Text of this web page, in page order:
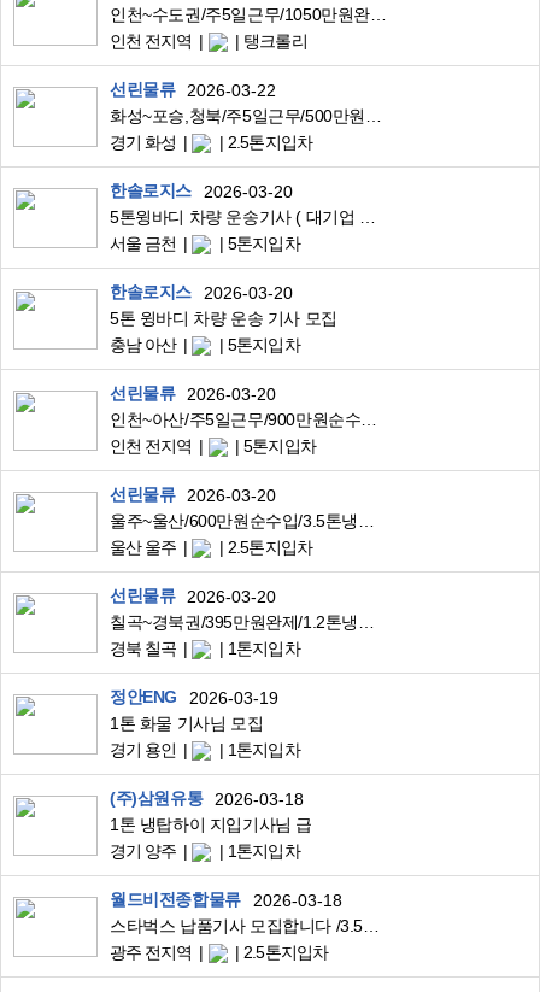
인천 전지역
탱크롤리
선린물류
2026-03-22
경기 화성
2.5톤지입차
한솔로지스
2026-03-20
서울 금천
5톤지입차
한솔로지스
2026-03-20
5톤 윙바디 차량 운송 기사 모집
충남 아산
5톤지입차
선린물류
2026-03-20
인천 전지역
5톤지입차
선린물류
2026-03-20
울산 울주
2.5톤지입차
선린물류
2026-03-20
경북 칠곡
1톤지입차
정안ENG
2026-03-19
1톤 화물 기사님 모집
경기 용인
1톤지입차
(주)삼원유통
2026-03-18
1톤 냉탑하이 지입기사님 급
경기 양주
1톤지입차
월드비전종합물류
2026-03-18
광주 전지역
2.5톤지입차